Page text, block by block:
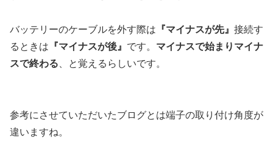
バッテリーのケーブルを外す際は 『マイナスが先』 接続す
るときは 『マイナスが後』 です。 マイナスで始まりマイナ
スで終わる 、と覚えるらしいです。
参考にさせていただいたブログとは端子の取り付け角度が
違いますね。